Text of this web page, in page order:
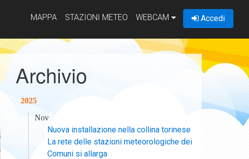
MAPPA STAZIONI METEO WEBCAM Accedi
Archivio
2025
Nov
Nuova installazione nella collina torinese
La rete delle stazioni meteorologiche dei
Comuni si allarga